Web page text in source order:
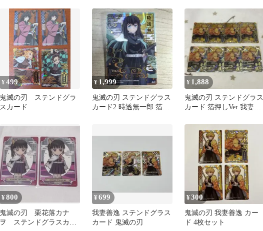
¥499
鬼滅の刃 ステンドグラ
スカード
¥ 1,999
鬼滅の刃 ステンドグラス
カード2 時透無一郎 箔押
¥ 1,888
鬼滅の刃 ステンドグラス
カード 箔押しVer 我妻善
¥800
鬼滅の刃 栗花落カナ
ヲ ステンドグラスカー
¥699
我妻善逸 ステンドグラス
カード 鬼滅の刃
¥300
鬼滅の刃 我妻善逸 カー
ド 4枚セット